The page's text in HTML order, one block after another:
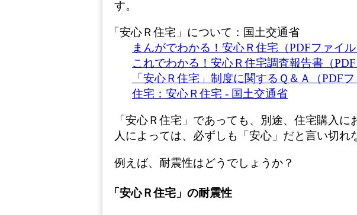
す。
「安心Ｒ住宅」について：国土交通省
まんがでわかる！安心Ｒ住宅（PDFファイル
これでわかる！安心Ｒ住宅調査報告書（PDF
「安心Ｒ住宅」制度に関するＱ＆Ａ（PDFフ
住宅：安心Ｒ住宅 - 国土交通省
「安心Ｒ住宅」であっても、別途、住宅購入
人によっては、必ずしも「安心」だと言い切れ
例えば、耐震性はどうでしょうか？
「安心Ｒ住宅」の耐震性